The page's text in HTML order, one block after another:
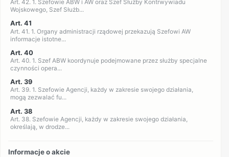
Art. 42. 1. Szefowie ABW i AW oraz Szef Służby Kontrwywiadu
Wojskowego, Szef Służb...
Art. 41
Art. 41. 1. Organy administracji rządowej przekazują Szefowi AW
informacje istotne...
Art. 40
Art. 40. 1. Szef ABW koordynuje podejmowane przez służby specjalne
czynności opera...
Art. 39
Art. 39. 1. Szefowie Agencji, każdy w zakresie swojego działania,
mogą zezwalać fu...
Art. 38
Art. 38. Szefowie Agencji, każdy w zakresie swojego działania,
określają, w drodze...
Informacje o akcie